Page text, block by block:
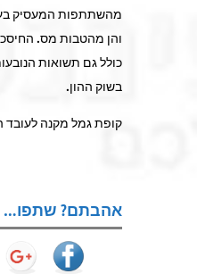
מהשתתפות המעסיק
והן מהטבות מס.
כולל גם תשואות
בשוק ההון.
קופת גמל מקנה לעובד
אהבתם? שתפו…